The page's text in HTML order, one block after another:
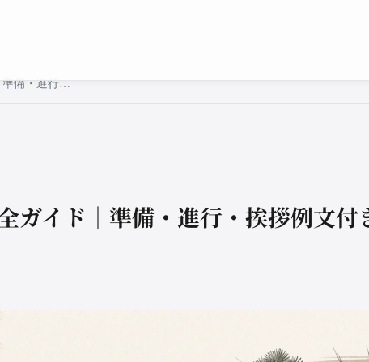
両家顔合わせの流れ完全ガイド｜準備・進行・挨拶例文付き
ガイド｜準備・進行・挨拶例文付